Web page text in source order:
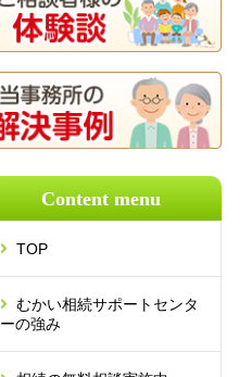
Content menu
TOP
むかい相続サポートセンタ
ーの強み